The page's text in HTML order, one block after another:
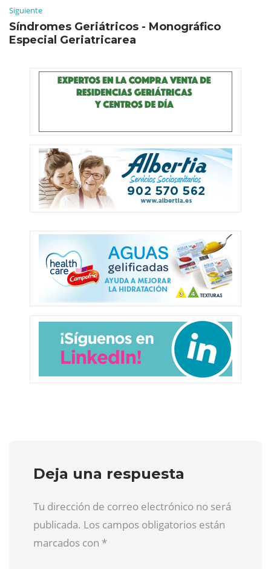
Siguiente
Síndromes Geriátricos - Monográfico
Especial Geriatricarea
Deja una respuesta
Tu dirección de correo electrónico no será
publicada. Los campos obligatorios están
marcados con *